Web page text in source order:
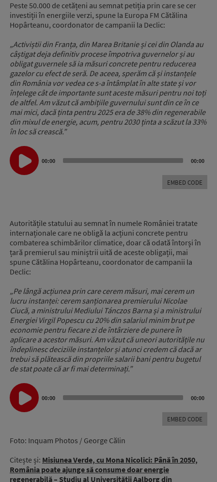
Peste 50.000 de cetățeni au semnat petiția prin care se cer
investiții în energiile verzi, spune la Europa FM Cătălina
Hopârteanu, coordonator de campanii la Declic:
„Activiștii din Franța, din Marea Britanie și cei din Olanda au
câștigat deja definitiv procese împotriva guvernelor și au
obligat guvernele să ia măsuri concrete pentru reducerea
gazelor cu efect de seră. De aceea, sperăm că și instanțele
din România vor vedea ce s-a întâmplat în alte state și vor
înțelege cât de importante sunt aceste măsuri pentru noi toți
de altfel. Am văzut că ambițiile guvernului sunt din ce în ce
mai mici, dacă ținta pentru 2025 era de 38% din regenerabile
din mixul de energie, acum, pentru 2030 ținta a scăzut la 33%
în loc să crească.”
Audio
Player
00:00 00:00
EMBED CODE
Autoritățile statului au semnat în numele României tratate
internaționale care ne obligă la acțiuni concrete pentru
combaterea schimbărilor climatice, doar că odată întorși în
țară premierul sau miniștrii uită de aceste obligații, mai
spune Cătălina Hopârteanu, coordonator de campanii la
Declic:
„Pe lângă acțiunea prin care cerem măsuri, mai cerem un
lucru instanței: cerem sanționarea premierului Nicolae
Ciucă, a ministrului Mediului Tánczos Barna și a ministrului
Energiei Virgil Popescu cu 20% din salariul minim brut pe
economie pentru fiecare zi de întârziere de punere în
aplicare a acestor măsuri. Am văzut că uneori autoritățile nu
îndeplinesc deciziile instanțelor și atunci credem că dacă ar
trebui să plătească din propriile salarii bani pentru bugetul
de stat poate că ar fi mai determinați.”
Audio
Player
00:00 00:00
EMBED CODE
Foto: Inquam Photos / George Călin
Citește și: Misiunea Verde, cu Mona Nicolici: Până în 2050,
România poate ajunge să consume doar energie
regenerabilă – Studiu al Universității Aalborg din